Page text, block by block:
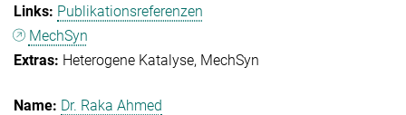
Publikationsreferenzen
MechSyn
Heterogene Katalyse MechSyn
Dr. Raka Ahmed